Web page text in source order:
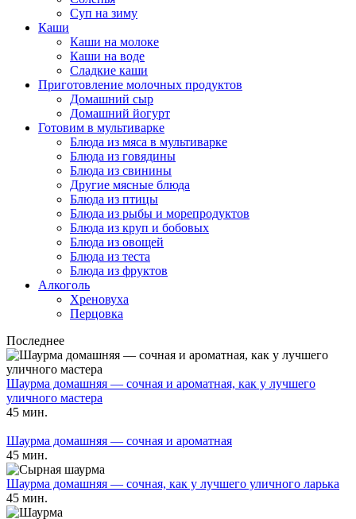
Суп на зиму
Каши
Каши на молоке
Каши на воде
Сладкие каши
Приготовление молочных продуктов
Домашний сыр
Домашний йогурт
Готовим в мультиварке
Блюда из мяса в мультиварке
Блюда из говядины
Блюда из свинины
Другие мясные блюда
Блюда из птицы
Блюда из рыбы и морепродуктов
Блюда из круп и бобовых
Блюда из овощей
Блюда из теста
Блюда из фруктов
Алкоголь
Хреновуха
Перцовка
Последнее
Шаурма домашняя — сочная и ароматная, как у лучшего
уличного мастера
45 мин.
Шаурма домашняя — сочная и ароматная
45 мин.
Шаурма домашняя — сочная, как у лучшего уличного ларька
45 мин.